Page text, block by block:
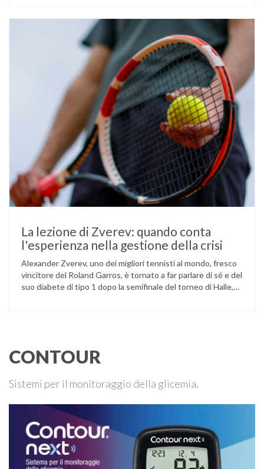
glucosio lo aveva portato …
La lezione di Zverev: quando conta
l'esperienza nella gestione della crisi
Alexander Zverev, uno dei migliori tennisti al mondo, fresco
vincitore del Roland Garros, è tornato a far parlare di sé e del
suo diabete di tipo 1 dopo la semifinale del torneo di Halle,
CONTOUR
Sistemi per il monitoraggio della glicemia.